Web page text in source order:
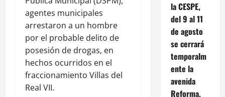
agentes municipales
arrestaron a un hombre
por el probable delito de
posesión de drogas, en
hechos ocurridos en el
fraccionamiento Villas del
Real VII.
la CESPE,
del 9 al 11
de agosto
se cerrará
temporalm
ente la
avenida
Reforma,